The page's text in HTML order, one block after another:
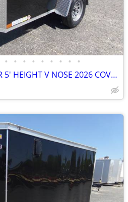
• • • • • • • • •
5 X 8 ENCLOSED TRAILER 5' HEIGHT V NOSE 2026 COVERED WAGON